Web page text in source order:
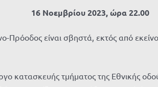
16 Νοεμβρίου 2023, ώρα 22.00
Πρόοδος είναι σβηστά, εκτός από
τμήματος της Εθνικής οδού,